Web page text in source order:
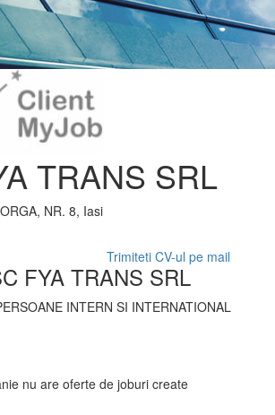
TRANS SRL
NR. 8, Iasi
Trimiteti CV-ul pe mail
FYA TRANS SRL
INTERN SI INTERNATIONAL
nu are oferte de joburi create